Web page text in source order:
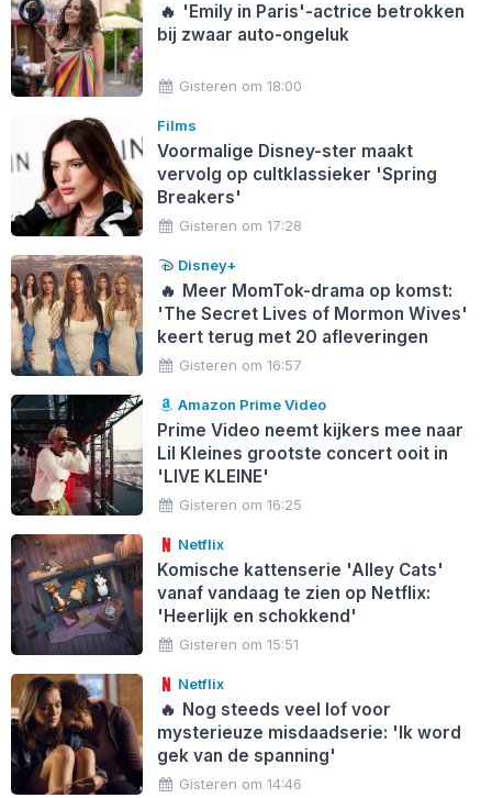
🔥 'Emily in Paris'-actrice betrokken
bij zwaar auto-ongeluk
Gisteren om 18:00
Films
Voormalige Disney-ster maakt
vervolg op cultklassieker 'Spring
Breakers'
Gisteren om 17:28
Disney+
🔥 Meer MomTok-drama op komst:
'The Secret Lives of Mormon Wives'
keert terug met 20 afleveringen
Gisteren om 16:57
Amazon Prime Video
Prime Video neemt kijkers mee naar
Lil Kleines grootste concert ooit in
'LIVE KLEINE'
Gisteren om 16:25
Netflix
Komische kattenserie 'Alley Cats'
vanaf vandaag te zien op Netflix:
'Heerlijk en schokkend'
Gisteren om 15:51
Netflix
🔥 Nog steeds veel lof voor
mysterieuze misdaadserie: 'Ik word
gek van de spanning'
Gisteren om 14:46